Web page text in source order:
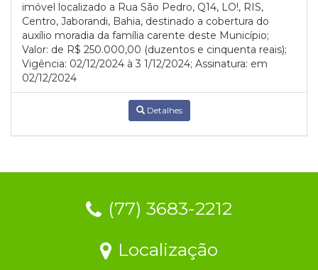
imóvel localizado a Rua São Pedro, Q14, LO!, RIS,
Centro, Jaborandi, Bahia, destinado a cobertura do
auxílio moradia da família carente deste Município;
Valor: de R$ 250.000,00 (duzentos e cinquenta reais);
Vigência: 02/12/2024 à 3 1/12/2024; Assinatura: em
02/12/2024
Detalhes
(77) 3683-2212
Localização